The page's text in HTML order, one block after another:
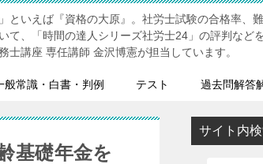
」といえば『資格の大原』。社労士試験の合格率、
て、「時間の達人シリーズ社労士24」の評判など
士講座 専任講師 金沢博憲が担当しています。
般常識・白書・判例 テスト 過去問解答
基礎年金を
サイト内